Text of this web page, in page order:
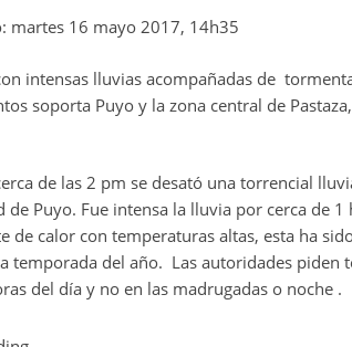
martes 16 mayo 2017, 14h35
intensas lluvias acompañadas de
soporta Puyo y la zona central de
de las 2 pm se desató una torrencial
de Puyo. Fue intensa la lluvia por cerca de
de calor con temperaturas altas, esta ha
temporada del año. Las autoridades piden
del día y no en las madrugadas o noche .